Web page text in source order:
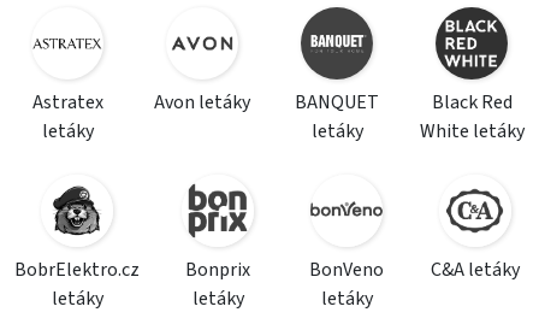
Astratex
letáky
Avon letáky
BANQUET
letáky
Black Red
White letáky
BobrElektro.cz
letáky
Bonprix
letáky
BonVeno
letáky
C&A letáky